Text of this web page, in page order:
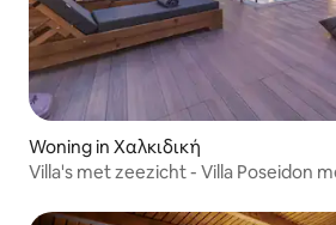
Woning in Χαλκιδική
Villa's met zeezicht - Villa Poseidon